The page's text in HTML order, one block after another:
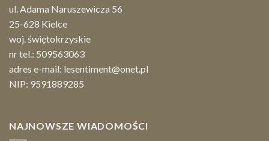
ul. Adama Naruszewicza 56
25-628 Kielce
woj. świętokrzyskie
nr tel.: 509563063
adres e-mail: lesentiment@onet.pl
NIP: 9591889285
NAJNOWSZE WIADOMOŚCI